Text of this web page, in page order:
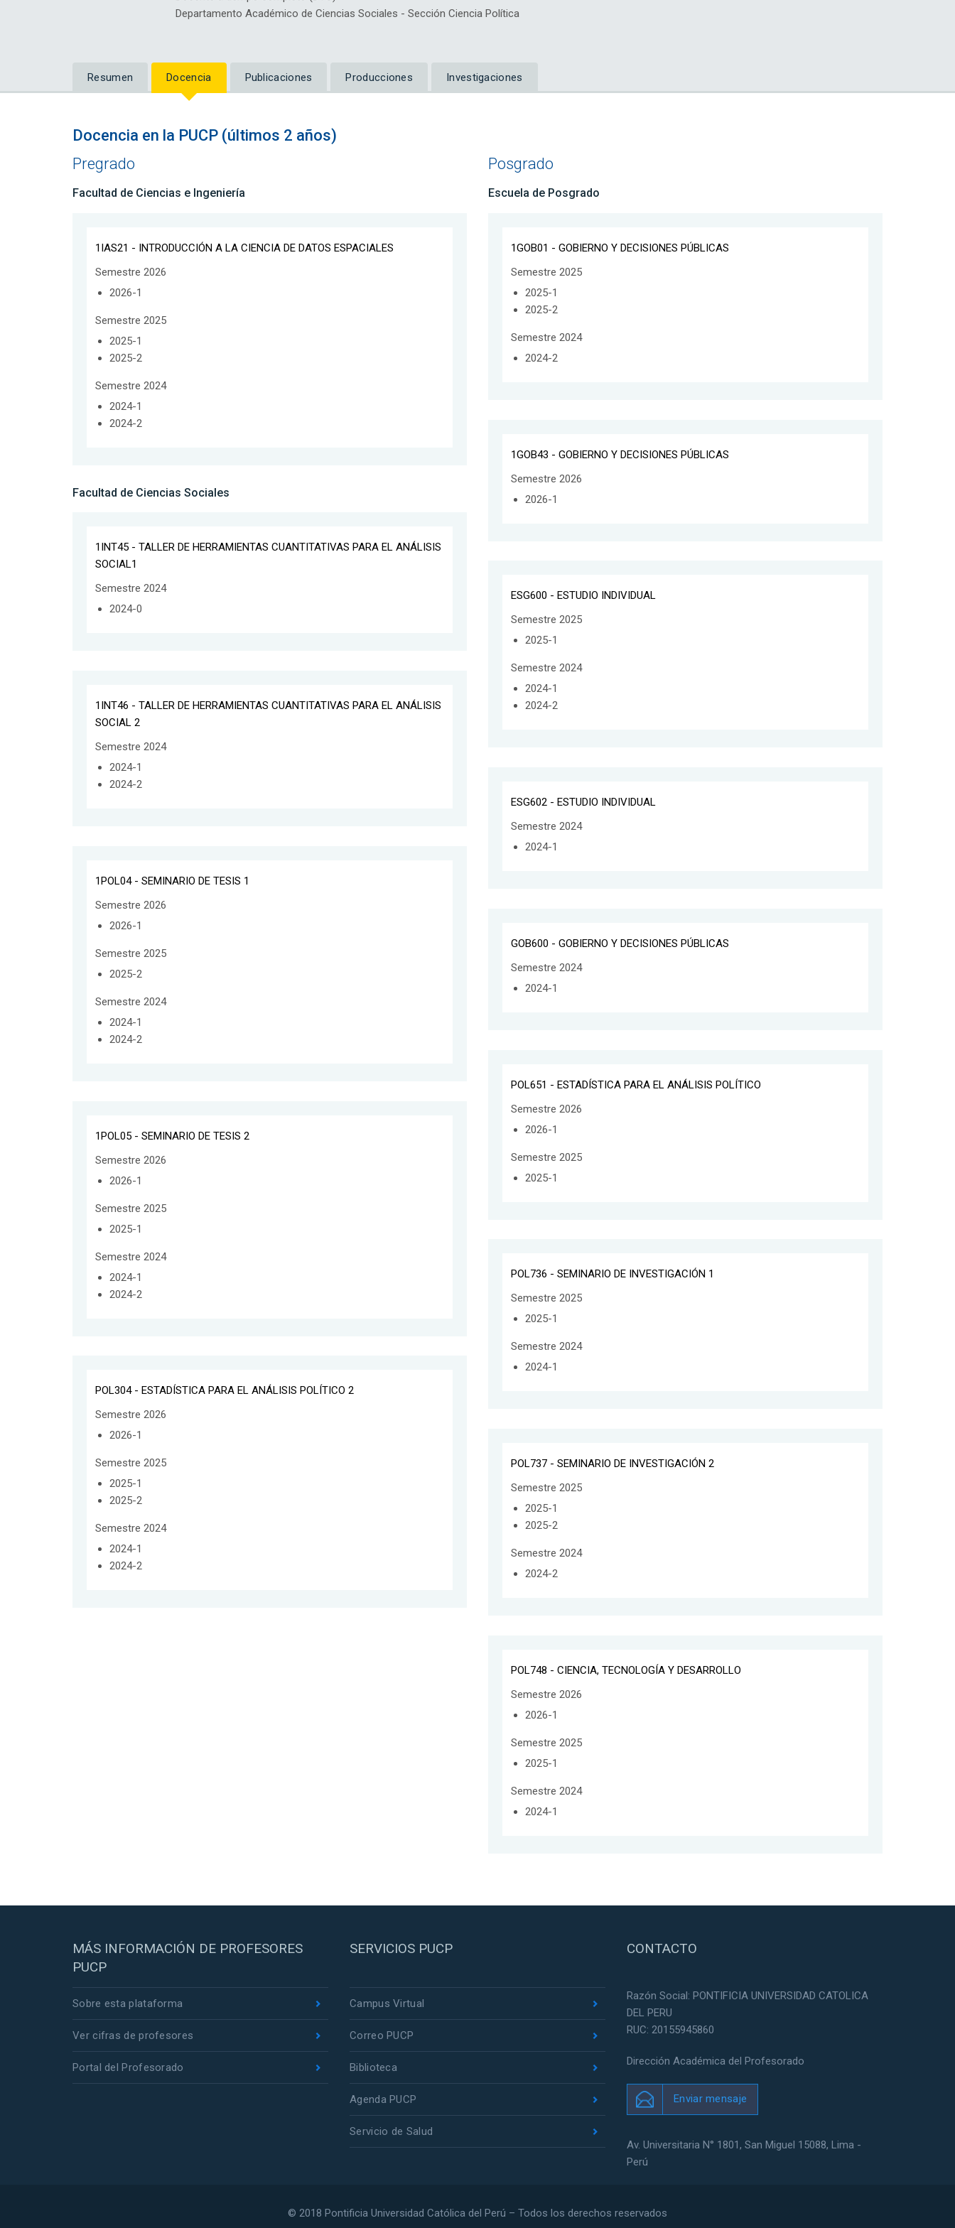
Departamento Académico de Ciencias Sociales - Sección Ciencia Política
Resumen Docencia Publicaciones Producciones Investigaciones
Docencia en la PUCP (últimos 2 años)
Pregrado
Facultad de Ciencias e Ingeniería
1IAS21 - INTRODUCCIÓN A LA CIENCIA DE DATOS ESPACIALES
Semestre 2026
2026-1
Semestre 2025
2025-1
2025-2
Semestre 2024
2024-1
2024-2
Facultad de Ciencias Sociales
1INT45 - TALLER DE HERRAMIENTAS CUANTITATIVAS PARA EL ANÁLISIS
SOCIAL1
Semestre 2024
2024-0
1INT46 - TALLER DE HERRAMIENTAS CUANTITATIVAS PARA EL ANÁLISIS
SOCIAL 2
Semestre 2024
2024-1
2024-2
1POL04 - SEMINARIO DE TESIS 1
Semestre 2026
2026-1
Semestre 2025
2025-2
Semestre 2024
2024-1
2024-2
1POL05 - SEMINARIO DE TESIS 2
Semestre 2026
2026-1
Semestre 2025
2025-1
Semestre 2024
2024-1
2024-2
POL304 - ESTADÍSTICA PARA EL ANÁLISIS POLÍTICO 2
Semestre 2026
2026-1
Semestre 2025
2025-1
2025-2
Semestre 2024
2024-1
2024-2
Posgrado
Escuela de Posgrado
1GOB01 - GOBIERNO Y DECISIONES PÚBLICAS
Semestre 2025
2025-1
2025-2
Semestre 2024
2024-2
1GOB43 - GOBIERNO Y DECISIONES PÚBLICAS
Semestre 2026
2026-1
ESG600 - ESTUDIO INDIVIDUAL
Semestre 2025
2025-1
Semestre 2024
2024-1
2024-2
ESG602 - ESTUDIO INDIVIDUAL
Semestre 2024
2024-1
GOB600 - GOBIERNO Y DECISIONES PÚBLICAS
Semestre 2024
2024-1
POL651 - ESTADÍSTICA PARA EL ANÁLISIS POLÍTICO
Semestre 2026
2026-1
Semestre 2025
2025-1
POL736 - SEMINARIO DE INVESTIGACIÓN 1
Semestre 2025
2025-1
Semestre 2024
2024-1
POL737 - SEMINARIO DE INVESTIGACIÓN 2
Semestre 2025
2025-1
2025-2
Semestre 2024
2024-2
POL748 - CIENCIA, TECNOLOGÍA Y DESARROLLO
Semestre 2026
2026-1
Semestre 2025
2025-1
Semestre 2024
2024-1
MÁS INFORMACIÓN DE PROFESORES
PUCP
Sobre esta plataforma
Ver cifras de profesores
Portal del Profesorado
SERVICIOS PUCP
Campus Virtual
Correo PUCP
Biblioteca
Agenda PUCP
Servicio de Salud
CONTACTO
Razón Social: PONTIFICIA UNIVERSIDAD CATOLICA
DEL PERU
RUC: 20155945860
Dirección Académica del Profesorado
Enviar mensaje
Av. Universitaria N° 1801, San Miguel 15088, Lima -
Perú
© 2018 Pontificia Universidad Católica del Perú – Todos los derechos reservados